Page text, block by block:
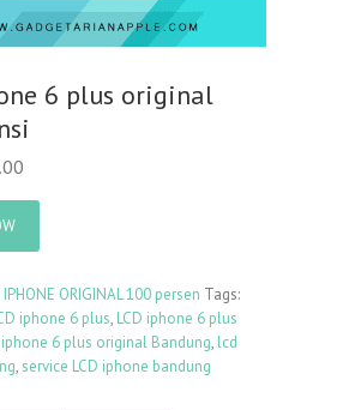
6 plus original
IPHONE ORIGINAL 100 persen Tags:
iphone 6 plus, LCD iphone 6 plus
iphone 6 plus original Bandung, lcd
,service LCD iphone bandung